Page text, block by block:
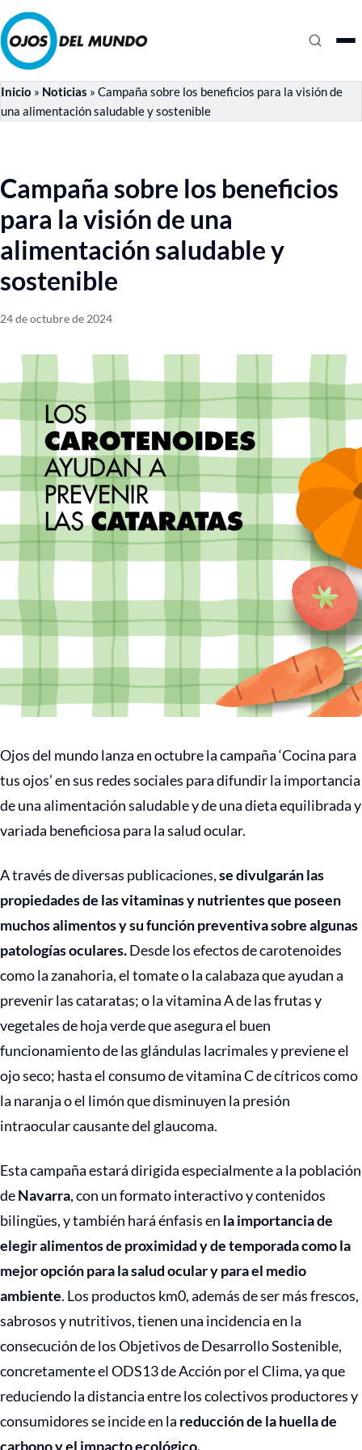
Inicio » Noticias » Campaña sobre los beneficios para la visión de
una alimentación saludable y sostenible
Campaña sobre los beneficios
para la visión de una
alimentación saludable y
sostenible
24 de octubre de 2024
Ojos del mundo lanza en octubre la campaña ‘Cocina para
tus ojos’ en sus redes sociales para difundir la importancia
de una alimentación saludable y de una dieta equilibrada y
variada beneficiosa para la salud ocular.
A través de diversas publicaciones,se divulgarán las
propiedades de las vitaminas y nutrientes que poseen
muchos alimentos y su función preventiva sobre algunas
patologías oculares.Desde los efectos de carotenoides
como la zanahoria, el tomate o la calabaza que ayudan a
prevenir las cataratas; o la vitamina A de las frutas y
vegetales de hoja verde que asegura el buen
funcionamiento de las glándulas lacrimales y previene el
ojo seco; hasta el consumo de vitamina C de cítricos como
la naranja o el limón que disminuyen la presión
intraocular causante del glaucoma.
Esta campaña estará dirigida especialmente a la población
deNavarra, con un formato interactivo y contenidos
bilingües, y también hará énfasis en la importancia de
elegir alimentos de proximidad y de temporada como la
mejor opción para la salud ocular y para el medio
ambiente. Los productos km0, además de ser más frescos,
sabrosos y nutritivos, tienen una incidencia en la
consecución de los Objetivos de Desarrollo Sostenible,
concretamente el ODS13 de Acción por el Clima, ya que
reduciendo la distancia entre los colectivos productores y
consumidores se incide en la reducción de la huella de
carbono y el impacto ecológico.